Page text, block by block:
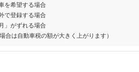
を希望する場合
で登録する場合
」がずれる場合
合は自動車税の額が大きく上がります）